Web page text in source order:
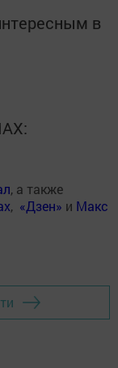
в
, а также
, «Дзен» и Макс